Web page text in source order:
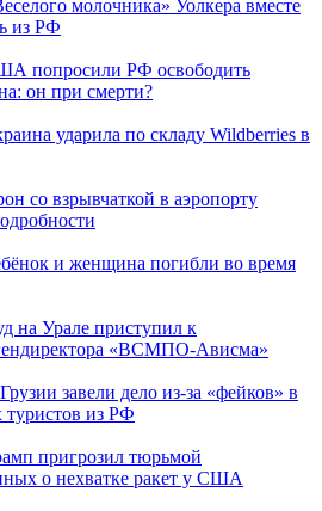
молочника» Уолкера вместе
из РФ
попросили РФ освободить
он при смерти?
ударила по складу Wildberries в
со взрывчаткой в аэропорту
и женщина погибли во время
на Урале приступил к
«ВСМПО-Ависма»
завели дело из-за «фейков» в
туристов из РФ
пригрозил тюрьмой
о нехватке ракет у США